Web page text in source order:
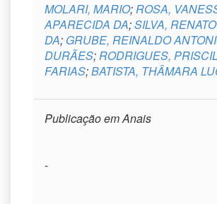
MOLARI, MARIO;ROSA,
APARECIDA DA;SILVA,
DA; GRUBE, REINALDO
DURÃES;RODRIGUES,
FARIAS;BATISTA, THÂMARA
Publicação em Anais
-